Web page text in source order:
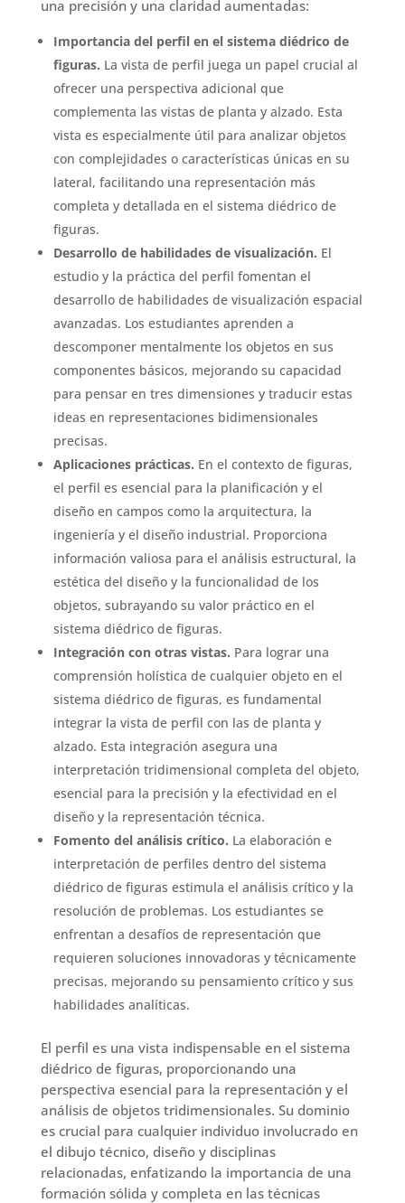
una precisión y una claridad aumentadas:
Importancia del perfil en el sistema diédrico de
figuras. La vista de perfil juega un papel crucial al
ofrecer una perspectiva adicional que
complementa las vistas de planta y alzado. Esta
vista es especialmente útil para analizar objetos
con complejidades o características únicas en su
lateral, facilitando una representación más
completa y detallada en el sistema diédrico de
figuras.
Desarrollo de habilidades de visualización. El
estudio y la práctica del perfil fomentan el
desarrollo de habilidades de visualización espacial
avanzadas. Los estudiantes aprenden a
descomponer mentalmente los objetos en sus
componentes básicos, mejorando su capacidad
para pensar en tres dimensiones y traducir estas
ideas en representaciones bidimensionales
precisas.
Aplicaciones prácticas. En el contexto de figuras,
el perfil es esencial para la planificación y el
diseño en campos como la arquitectura, la
ingeniería y el diseño industrial. Proporciona
información valiosa para el análisis estructural, la
estética del diseño y la funcionalidad de los
objetos, subrayando su valor práctico en el
sistema diédrico de figuras.
Integración con otras vistas. Para lograr una
comprensión holística de cualquier objeto en el
sistema diédrico de figuras, es fundamental
integrar la vista de perfil con las de planta y
alzado. Esta integración asegura una
interpretación tridimensional completa del objeto,
esencial para la precisión y la efectividad en el
diseño y la representación técnica.
Fomento del análisis crítico. La elaboración e
interpretación de perfiles dentro del sistema
diédrico de figuras estimula el análisis crítico y la
resolución de problemas. Los estudiantes se
enfrentan a desafíos de representación que
requieren soluciones innovadoras y técnicamente
precisas, mejorando su pensamiento crítico y sus
habilidades analíticas.
El perfil es una vista indispensable en el sistema
diédrico de figuras, proporcionando una
perspectiva esencial para la representación y el
análisis de objetos tridimensionales. Su dominio
es crucial para cualquier individuo involucrado en
el dibujo técnico, diseño y disciplinas
relacionadas, enfatizando la importancia de una
formación sólida y completa en las técnicas